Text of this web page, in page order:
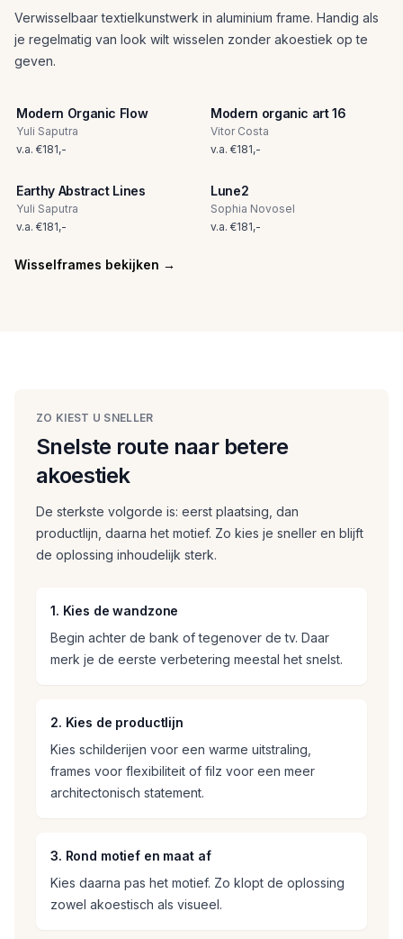
Verwisselbaar textielkunstwerk in aluminium frame. Handig als
je regelmatig van look wilt wisselen zonder akoestiek op te
geven.
Modern Organic Flow
Yuli Saputra
v.a. €181,-
Modern organic art 16
Vitor Costa
v.a. €181,-
Earthy Abstract Lines
Yuli Saputra
v.a. €181,-
Lune2
Sophia Novosel
v.a. €181,-
Wisselframes bekijken →
ZO KIEST U SNELLER
Snelste route naar betere
akoestiek
De sterkste volgorde is: eerst plaatsing, dan
productlijn, daarna het motief. Zo kies je sneller en blijft
de oplossing inhoudelijk sterk.
1. Kies de wandzone
Begin achter de bank of tegenover de tv. Daar
merk je de eerste verbetering meestal het snelst.
2. Kies de productlijn
Kies schilderijen voor een warme uitstraling,
frames voor flexibiliteit of filz voor een meer
architectonisch statement.
3. Rond motief en maat af
Kies daarna pas het motief. Zo klopt de oplossing
zowel akoestisch als visueel.